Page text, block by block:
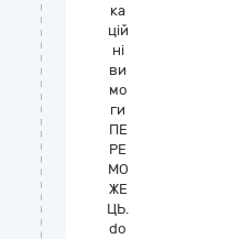
ка
цій
ні
ви
мо
ги
ПЕ
РЕ
МО
ЖЕ
ЦЬ.
do